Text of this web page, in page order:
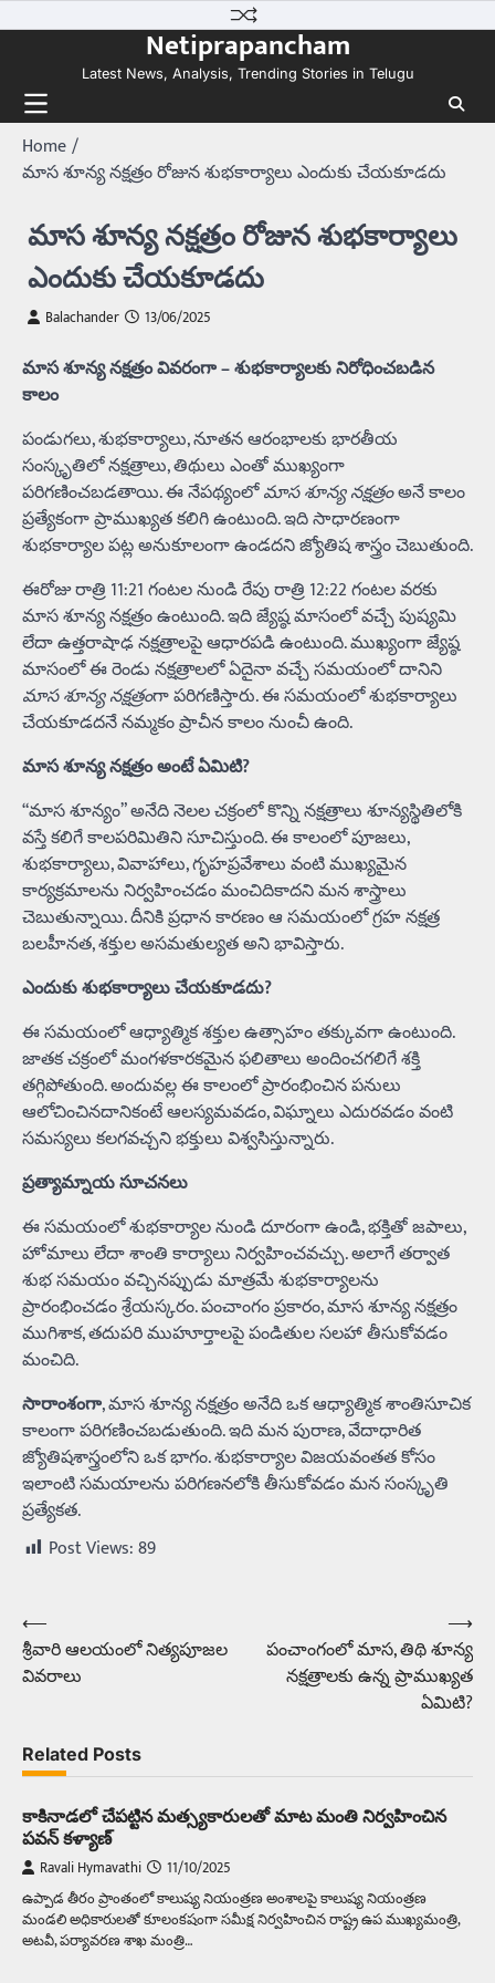
to
Netiprapancham
Latest News, Analysis, Trending Stories in Telugu
Home
మాస శూన్య నక్షత్రం రోజున శుభకార్యాలు ఎందుకు చేయకూడదు
మాస శూన్య నక్షత్రం రోజున శుభకార్యాలు
ఎందుకు చేయకూడదు
Balachander 13/06/2025
మాస శూన్య నక్షత్రం వివరంగా – శుభకార్యాలకు నిరోధించబడిన
కాలం
పండుగలు, శుభకార్యాలు, నూతన ఆరంభాలకు భారతీయ
సంస్కృతిలో నక్షత్రాలు, తిథులు ఎంతో ముఖ్యంగా
పరిగణించబడతాయి. ఈ నేపథ్యంలోమాస శూన్య నక్షత్రంఅనే కాలం
ప్రత్యేకంగా ప్రాముఖ్యత కలిగి ఉంటుంది. ఇది సాధారణంగా
శుభకార్యాల పట్ల అనుకూలంగా ఉండదని జ్యోతిష శాస్త్రం చెబుతుంది.
ఈరోజు రాత్రి 11:21 గంటల నుండి రేపు రాత్రి 12:22 గంటల వరకు
మాస శూన్య నక్షత్రం ఉంటుంది. ఇది జ్యేష్ఠ మాసంలో వచ్చే పుష్యమి
లేదా ఉత్తరాషాఢ నక్షత్రాలపై ఆధారపడి ఉంటుంది. ముఖ్యంగా జ్యేష్ఠ
మాసంలో ఈ రెండు నక్షత్రాలలో ఏదైనా వచ్చే సమయంలో దానిని
మాస శూన్య నక్షత్రంగా పరిగణిస్తారు. ఈ సమయంలో శుభకార్యాలు
చేయకూడదనే నమ్మకం ప్రాచీన కాలం నుంచీ ఉంది.
మాస శూన్య నక్షత్రం అంటే ఏమిటి?
“మాస శూన్యం” అనేది నెలల చక్రంలో కొన్ని నక్షత్రాలు శూన్యస్థితిలోకి
వస్తే కలిగే కాలపరిమితిని సూచిస్తుంది. ఈ కాలంలో పూజలు,
శుభకార్యాలు, వివాహాలు, గృహప్రవేశాలు వంటి ముఖ్యమైన
కార్యక్రమాలను నిర్వహించడం మంచిదికాదని మన శాస్త్రాలు
చెబుతున్నాయి. దీనికి ప్రధాన కారణం ఆ సమయంలో గ్రహ నక్షత్ర
బలహీనత, శక్తుల అసమతుల్యత అని భావిస్తారు.
ఎందుకు శుభకార్యాలు చేయకూడదు?
ఈ సమయంలో ఆధ్యాత్మిక శక్తుల ఉత్సాహం తక్కువగా ఉంటుంది.
జాతక చక్రంలో మంగళకారకమైన ఫలితాలు అందించగలిగే శక్తి
తగ్గిపోతుంది. అందువల్ల ఈ కాలంలో ప్రారంభించిన పనులు
ఆలోచించినదానికంటే ఆలస్యమవడం, విఘ్నాలు ఎదురవడం వంటి
సమస్యలు కలగవచ్చని భక్తులు విశ్వసిస్తున్నారు.
ప్రత్యామ్నాయ సూచనలు
ఈ సమయంలో శుభకార్యాల నుండి దూరంగా ఉండి, భక్తితో జపాలు,
హోమాలు లేదా శాంతి కార్యాలు నిర్వహించవచ్చు. అలాగే తర్వాత
శుభ సమయం వచ్చినప్పుడు మాత్రమే శుభకార్యాలను
ప్రారంభించడం శ్రేయస్కరం. పంచాంగం ప్రకారం, మాస శూన్య నక్షత్రం
ముగిశాక, తదుపరి ముహూర్తాలపై పండితుల సలహా తీసుకోవడం
మంచిది.
సారాంశంగా, మాస శూన్య నక్షత్రం అనేది ఒక ఆధ్యాత్మిక శాంతిసూచిక
కాలంగా పరిగణించబడుతుంది. ఇది మన పురాణ, వేదాధారిత
జ్యోతిషశాస్త్రంలోని ఒక భాగం. శుభకార్యాల విజయవంతత కోసం
ఇలాంటి సమయాలను పరిగణనలోకి తీసుకోవడం మన సంస్కృతి
ప్రత్యేకత.
Post Views:89
Post
navigation
⟵
శ్రీవారి ఆలయంలో నిత్యపూజల
వివరాలు
పంచాంగంలో మాస, తిథి శూన్య
నక్షత్రాలకు ఉన్న ప్రాముఖ్యత
ఏమిటి?
⟶
Related Posts
కాకినాడలో చేపట్టిన మత్స్యకారులతో మాట మంతి నిర్వహించిన
పవన్ కళ్యాణ్
Ravali Hymavathi 11/10/2025
ఉప్పాడ తీరం ప్రాంతంలో కాలుష్య నియంత్రణ అంశాలపై కాలుష్య నియంత్రణ
మండలి అధికారులతో కూలంకషంగా సమీక్ష నిర్వహించిన రాష్ట్ర ఉప ముఖ్యమంత్రి,
అటవీ, పర్యావరణ శాఖ మంత్రి…